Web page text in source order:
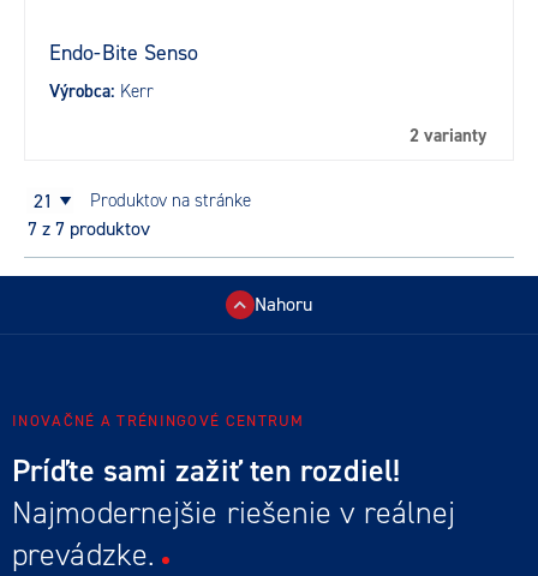
Endo-Bite Senso
Výrobca: Kerr
2 varianty
21 produktov na stránke
7 z 7 produktov
Nahoru
INOVAČNÉ A TRÉNINGOVÉ CENTRUM
Príďte sami zažiť ten rozdiel!
Najmodernejšie riešenie v reálnej
prevádzke.